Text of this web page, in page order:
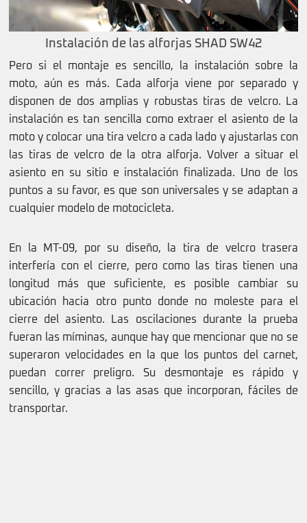
Instalación de las alforjas SHAD SW42
Pero si el montaje es sencillo, la instalación sobre la
moto, aún es más. Cada alforja viene por separado y
disponen de dos amplias y robustas tiras de velcro. La
instalación es tan sencilla como extraer el asiento de la
moto y colocar una tira velcro a cada lado y ajustarlas con
las tiras de velcro de la otra alforja. Volver a situar el
asiento en su sitio e instalación finalizada. Uno de los
puntos a su favor, es que son universales y se adaptan a
cualquier modelo de motocicleta.
En la MT-09, por su diseño, la tira de velcro trasera
interfería con el cierre, pero como las tiras tienen una
longitud más que suficiente, es posible cambiar su
ubicación hacia otro punto donde no moleste para el
cierre del asiento. Las oscilaciones durante la prueba
fueran las míminas, aunque hay que mencionar que no se
superaron velocidades en la que los puntos del carnet,
puedan correr preligro. Su desmontaje es rápido y
sencillo, y gracias a las asas que incorporan, fáciles de
transportar.